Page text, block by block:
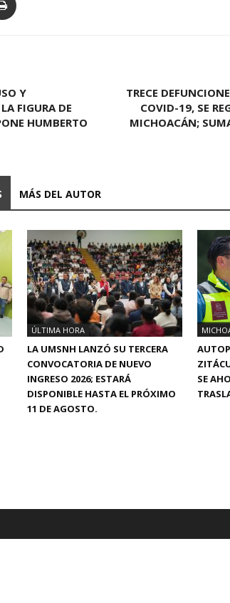
Y
FIGURA DE
HUMBERTO
TRECE
COVID-19, SE
MICHOACÁN;
MÁS DEL AUTOR
ÚLTIMA HORA
LA UMSNH LANZÓ SU TERCERA
CONVOCATORIA DE NUEVO
INGRESO 2026; ESTARÁ
DISPONIBLE HASTA EL PRÓXIMO
11 DE AGOSTO.
SE